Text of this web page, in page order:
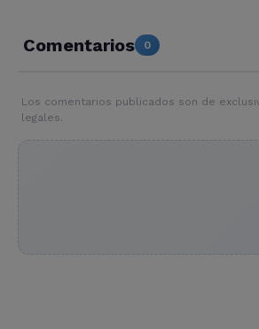
Comentarios 0
Los comentarios publicados son de
legales.